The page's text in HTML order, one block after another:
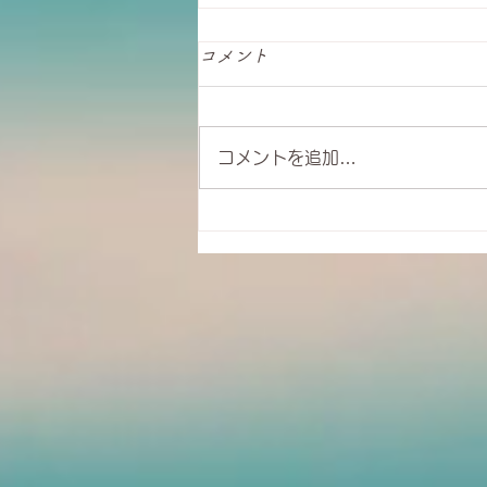
夏の朝食にいかが？ 冷たい
コメント
コメントを追加…